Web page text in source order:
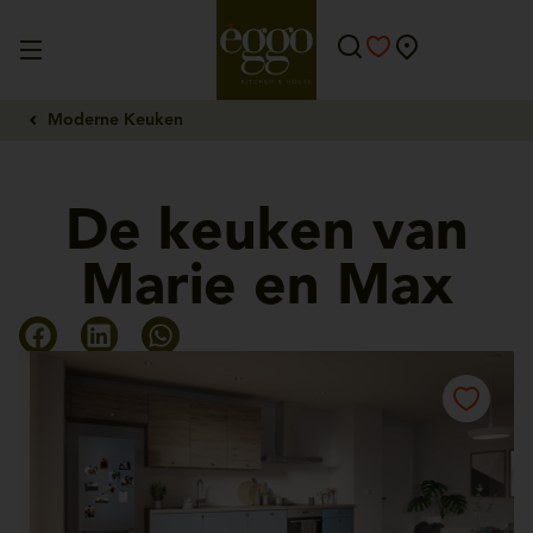
Moderne Keuken
De keuken van
Marie en Max